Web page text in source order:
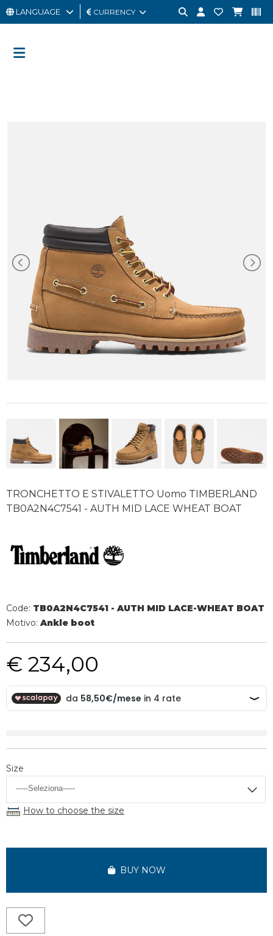
MAN
LANGUAGE CURRENCY
TRONCHETTO E STIVALETTO Uomo TIMBERLAND
TB0A2N4C7541 - AUTH MID LACE WHEAT BOAT
Code: TB0A2N4C7541 - AUTH MID LACE-WHEAT BOAT
Motivo: Ankle boot
€ 234,00
Size
How to choose the size
BUY NOW